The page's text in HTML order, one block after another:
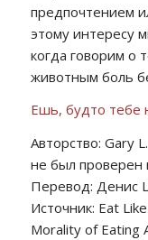
предпочтением
этому интересу
когда говорим о
животным боль
Ешь, будто тебе
Авторство: Gary
не был проверен
Перевод: Денис
Источник: Eat
Morality of Eating